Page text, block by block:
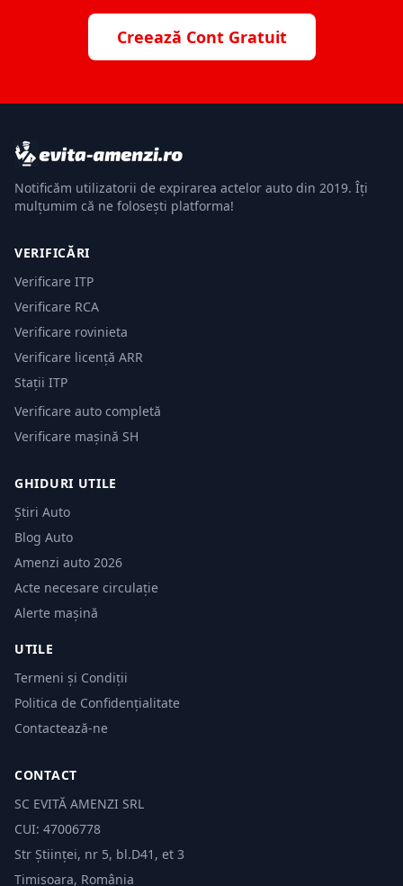
Creează Cont Gratuit
Notificăm utilizatorii de expirarea actelor auto din 2019. Îți
mulțumim că ne folosești platforma!
VERIFICĂRI
Verificare ITP
Verificare RCA
Verificare rovinieta
Verificare licență ARR
Stații ITP
Verificare auto completă
Verificare mașină SH
GHIDURI UTILE
Știri Auto
Blog Auto
Amenzi auto 2026
Acte necesare circulație
Alerte mașină
UTILE
Termeni și Condiții
Politica de Confidențialitate
Contactează-ne
CONTACT
SC EVITĂ AMENZI SRL
CUI: 47006778
Str Științei, nr 5, bl.D41, et 3
Timișoara, România